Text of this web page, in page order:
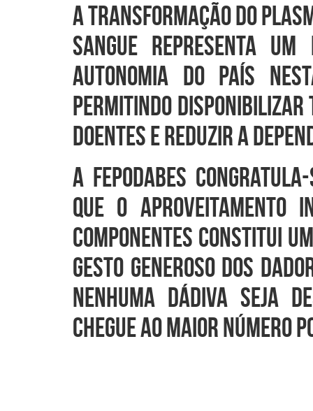
A transformação do
sangue representa
autonomia do país
permitindo disponibilizar
doentes e reduzir a
A FEPODABES
que o aproveitamento
componentes constitui
gesto generoso dos
nenhuma dádiva seja
chegue ao maior número